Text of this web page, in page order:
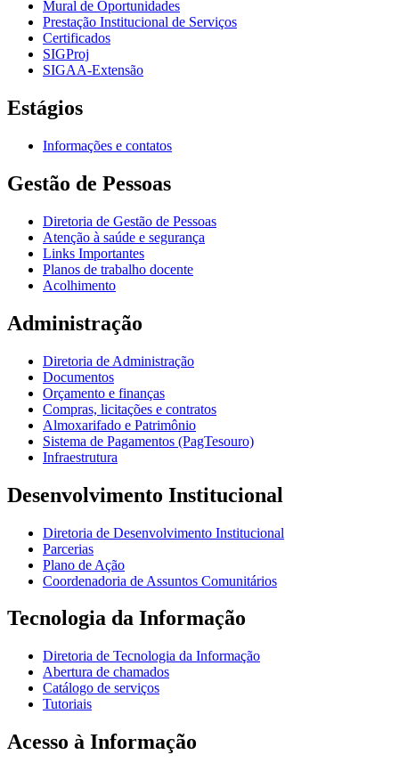
Mural de Oportunidades
Prestação Institucional de Serviços
Certificados
SIGProj
SIGAA-Extensão
Estágios
Informações e contatos
Gestão de Pessoas
Diretoria de Gestão de Pessoas
Atenção à saúde e segurança
Links Importantes
Planos de trabalho docente
Acolhimento
Administração
Diretoria de Administração
Documentos
Orçamento e finanças
Compras, licitações e contratos
Almoxarifado e Patrimônio
Sistema de Pagamentos (PagTesouro)
Infraestrutura
Desenvolvimento Institucional
Diretoria de Desenvolvimento Institucional
Parcerias
Plano de Ação
Coordenadoria de Assuntos Comunitários
Tecnologia da Informação
Diretoria de Tecnologia da Informação
Abertura de chamados
Catálogo de serviços
Tutoriais
Acesso à Informação